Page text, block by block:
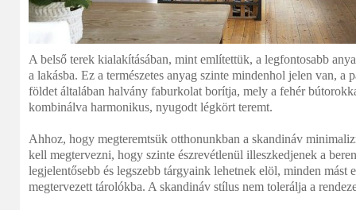
A belső terek kialakításában, mint említettük, a legfontosabb
a lakásba. Ez a természetes anyag szinte mindenhol jelen van, a
földet általában halvány faburkolat borítja, mely a fehér
kombinálva harmonikus, nyugodt légkört teremt.
Ahhoz, hogy megteremtsük otthonunkban a skandináv
kell megtervezni, hogy szinte észrevétlenül illeszkedjenek a
legjelentősebb és legszebb tárgyaink lehetnek elöl, minden
megtervezett tárolókba. A skandináv stílus nem tolerálja a